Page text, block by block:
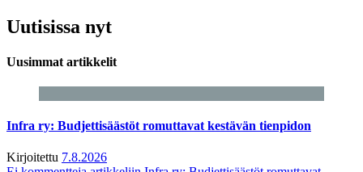
Uutisissa nyt
Uusimmat artikkelit
Infra ry: Budjettisäästöt romuttavat kestävän tienpidon
Kirjoitettu 7.8.2026